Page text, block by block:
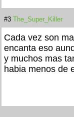
#3 The_Super_Killer
Cada vez son
encanta eso
y muchos mas
habia menos de